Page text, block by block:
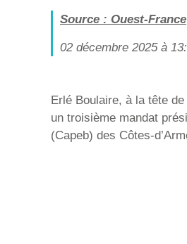
Source : Ouest-France
02 décembre 2025 à
Erlé Boulaire, à la tête
un troisième mandat
(Capeb) des Côtes-